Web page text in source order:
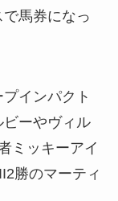
馬券になっ
インパクト
ーやヴィル
ミッキーアイ
勝のマーティ